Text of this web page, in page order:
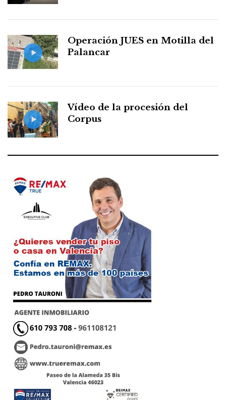
Operación JUES en Motilla del
Palancar
Vídeo de la procesión del
Corpus